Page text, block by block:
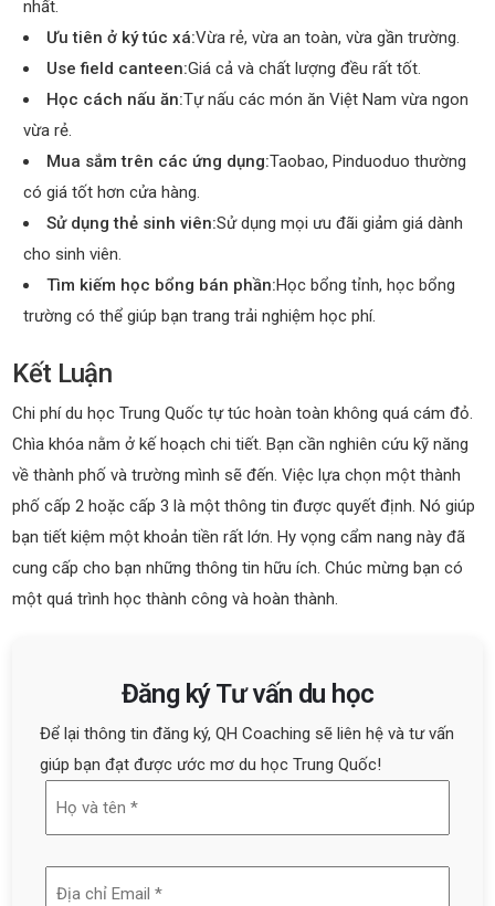
nhất.
Ưu tiên ở ký túc xá:Vừa rẻ, vừa an toàn, vừa gần trường.
Use field canteen:Giá cả và chất lượng đều rất tốt.
Học cách nấu ăn:Tự nấu các món ăn Việt Nam vừa ngon
vừa rẻ.
Mua sắm trên các ứng dụng:Taobao, Pinduoduo thường
có giá tốt hơn cửa hàng.
Sử dụng thẻ sinh viên:Sử dụng mọi ưu đãi giảm giá dành
cho sinh viên.
Tìm kiếm học bổng bán phần:Học bổng tỉnh, học bổng
trường có thể giúp bạn trang trải nghiệm học phí.
Kết Luận
Chi phí du học Trung Quốc tự túc hoàn toàn không quá cám đỏ.
Chìa khóa nằm ở kế hoạch chi tiết. Bạn cần nghiên cứu kỹ năng
về thành phố và trường mình sẽ đến. Việc lựa chọn một thành
phố cấp 2 hoặc cấp 3 là một thông tin được quyết định. Nó giúp
bạn tiết kiệm một khoản tiền rất lớn. Hy vọng cẩm nang này đã
cung cấp cho bạn những thông tin hữu ích. Chúc mừng bạn có
một quá trình học thành công và hoàn thành.
Đăng ký Tư vấn du học
Để lại thông tin đăng ký, QH Coaching sẽ liên hệ và tư vấn
giúp bạn đạt được ước mơ du học Trung Quốc!
tên
(Required)